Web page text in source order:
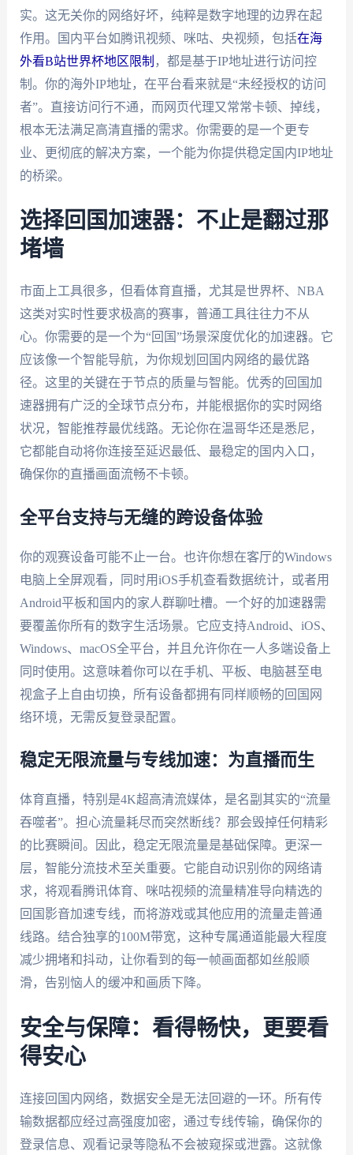
实。这无关你的网络好坏，纯粹是数字地理的边界在起
作用。国内平台如腾讯视频、咪咕、央视频，包括在海
外看B站世界杯地区限制 ，都是基于IP地址进行访问控
制。你的海外IP地址，在平台看来就是“未经授权的访问
者”。直接访问行不通，而网页代理又常常卡顿、掉线，
根本无法满足高清直播的需求。你需要的是一个更专
业、更彻底的解决方案，一个能为你提供稳定国内IP地址
的桥梁。
选择回国加速器：不止是翻过那
堵墙
市面上工具很多，但看体育直播，尤其是世界杯、NBA
这类对实时性要求极高的赛事，普通工具往往力不从
心。你需要的是一个为“回国”场景深度优化的加速器。它
应该像一个智能导航，为你规划回国内网络的最优路
径。这里的关键在于节点的质量与智能。优秀的回国加
速器拥有广泛的全球节点分布，并能根据你的实时网络
状况，智能推荐最优线路。无论你在温哥华还是悉尼，
它都能自动将你连接至延迟最低、最稳定的国内入口，
确保你的直播画面流畅不卡顿。
全平台支持与无缝的跨设备体验
你的观赛设备可能不止一台。也许你想在客厅的Windows
电脑上全屏观看，同时用iOS手机查看数据统计，或者用
Android平板和国内的家人群聊吐槽。一个好的加速器需
要覆盖你所有的数字生活场景。它应支持Android、iOS、
Windows、macOS全平台，并且允许你在一人多端设备上
同时使用。这意味着你可以在手机、平板、电脑甚至电
视盒子上自由切换，所有设备都拥有同样顺畅的回国网
络环境，无需反复登录配置。
稳定无限流量与专线加速：为直播而生
体育直播，特别是4K超高清流媒体，是名副其实的“流量
吞噬者”。担心流量耗尽而突然断线？那会毁掉任何精彩
的比赛瞬间。因此，稳定无限流量是基础保障。更深一
层，智能分流技术至关重要。它能自动识别你的网络请
求，将观看腾讯体育、咪咕视频的流量精准导向精选的
回国影音加速专线，而将游戏或其他应用的流量走普通
线路。结合独享的100M带宽，这种专属通道能最大程度
减少拥堵和抖动，让你看到的每一帧画面都如丝般顺
滑，告别恼人的缓冲和画质下降。
安全与保障：看得畅快，更要看
得安心
连接回国内网络，数据安全是无法回避的一环。所有传
输数据都应经过高强度加密，通过专线传输，确保你的
登录信息、观看记录等隐私不会被窥探或泄露。这就像